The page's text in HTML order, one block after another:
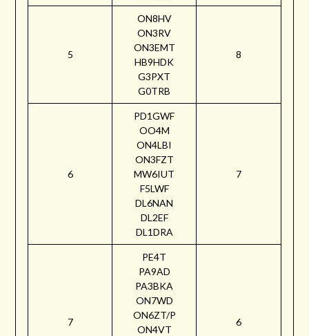
5
ON8HV
ON3RV
ON3EMT
HB9HDK
G3PXT
G0TRB
8
6
PD1GWF
OO4M
ON4LBI
ON3FZT
MW6IUT
F5LWF
DL6NAN
DL2EF
DL1DRA
7
7
PE4T
PA9AD
PA3BKA
ON7WD
ON6ZT/P
ON4VT
6